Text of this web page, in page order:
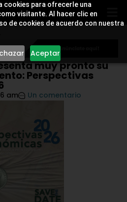
cookies para ofrecerle una
visitante. Al hacer clic en
de cookies de acuerdo con nuestra
Aceptar
muy pronto su
Perspectivas
am Un comentario